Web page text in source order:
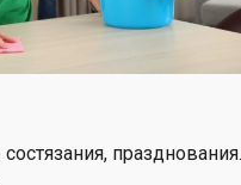
празднования.